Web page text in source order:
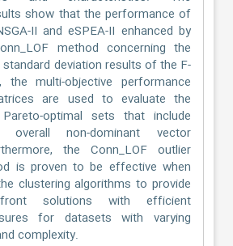
show that the performance of
II and eSPEA-II enhanced by
method concerning the
standard deviation results of the F-
the multi-objective performance
are used to evaluate the
optimal sets that include
overall non-dominant vector
the Conn_LOF outlier
is proven to be effective when
clustering algorithms to provide
front solutions with efficient
for datasets with varying
complexity.